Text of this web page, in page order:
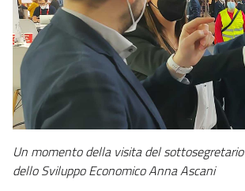
Un momento della visita del
dello Sviluppo Economico Anna Ascani